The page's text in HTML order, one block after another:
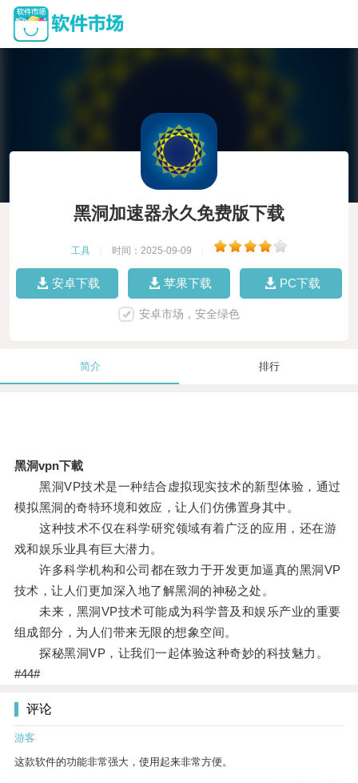
黑洞加速器永久免费版下载
工具 时间：2025-09-09
安卓下载 苹果下载 PC下载
安卓市场，安全绿色
简介 排行
黑洞vpn下載
黑洞VP技术是一种结合虚拟现实技术的新型体验，通过
模拟黑洞的奇特环境和效应，让人们仿佛置身其中。
这种技术不仅在科学研究领域有着广泛的应用，还在游
戏和娱乐业具有巨大潜力。
许多科学机构和公司都在致力于开发更加逼真的黑洞VP
技术，让人们更加深入地了解黑洞的神秘之处。
未来，黑洞VP技术可能成为科学普及和娱乐产业的重要
组成部分，为人们带来无限的想象空间。
探秘黑洞VP，让我们一起体验这种奇妙的科技魅力。
#44#
评论
游客
这款软件的功能非常强大，使用起来非常方便。